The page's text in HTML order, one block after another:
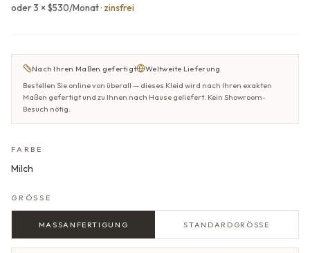
oder 3 × $530/Monat· zinsfrei
Nach Ihren Maßen gefertigt
Weltweite Lieferung
Bestellen Sie online von überall — dieses Kleid wird nach Ihren exakten
Maßen gefertigt und zu Ihnen nach Hause geliefert. Kein Showroom-
Besuch nötig.
FARBE
Milch
GRÖSSE
MASSANFERTIGUNG STANDARDGRÖSSE